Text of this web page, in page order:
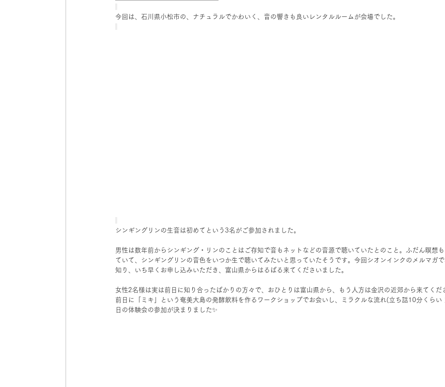
今回は、石川県小松市の、ナチュラルでかわいく、音の響きも良いレンタルルームが会場でした。
シンギングリンの生音は初めてという3名がご参加されました。
男性は数年前からシンギング・リンのことはご存知で音もネットなどの音源で聴いていたとのこと。ふだん瞑想
ていて、シンギングリンの音色をいつか生で聴いてみたいと思っていたそうです。今回シオンインクのメルマガ
知り、いち早くお申し込みいただき、富山県からはるばる来てくださいました。
女性2名様は実は前日に知り合ったばかりの方々で、おひとりは富山県から、もう人方は金沢の近郊から来てくだ
前日に「ミキ」という奄美大島の発酵飲料を作るワークショップでお会いし、ミラクルな流れ(立ち話10分くらい
日の体験会の参加が決まりました✨